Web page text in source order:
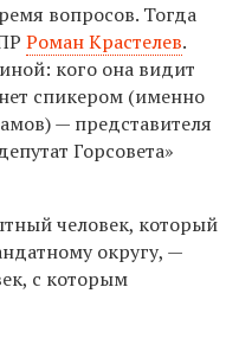
вопросов. Тогда
Роман Крастелев.
кого она видит
спикером (именно
— представителя
Горсовета»
человек, который
округу, —
с которым